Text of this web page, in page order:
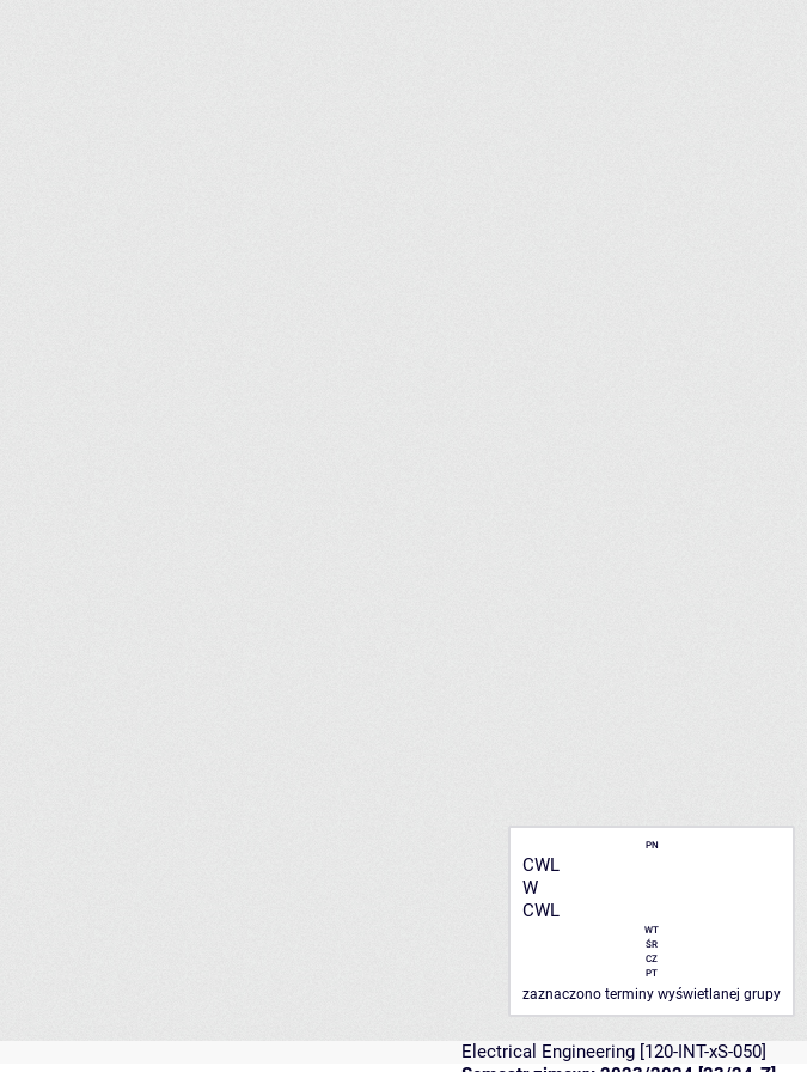
PN
CWL
W
CWL
WT
ŚR
CZ
PT
zaznaczono terminy wyświetlanej grupy
Electrical Engineering [120-INT-xS-050]